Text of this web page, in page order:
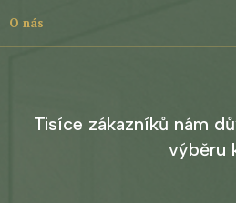
O nás
Tisíce zákazníků nám
výběru